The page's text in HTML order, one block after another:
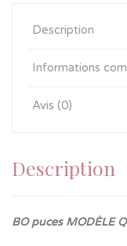
Description
Informations
Avis (0)
Description
BO puces MODÈLE